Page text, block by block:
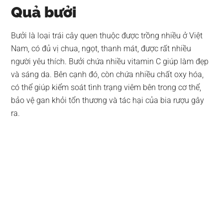
Quả bưởi
Bưởi là loại trái cây quen thuộc được trồng nhiều ở Việt
Nam, có đủ vị chua, ngọt, thanh mát, được rất nhiều
người yêu thích. Bưởi chứa nhiều vitamin C giúp làm đẹp
và sáng da. Bên cạnh đó, còn chứa nhiều chất oxy hóa,
có thể giúp kiểm soát tình trạng viêm bên trong cơ thể,
bảo vệ gan khỏi tổn thương và tác hại của bia rượu gây
ra.